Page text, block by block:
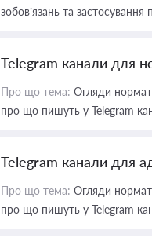
зобов’язань та
Telegram канали для
Про що тема: Огляди
про що пишуть у Telegram
Telegram канали для
Про що тема: Огляди
про що пишуть у Telegram